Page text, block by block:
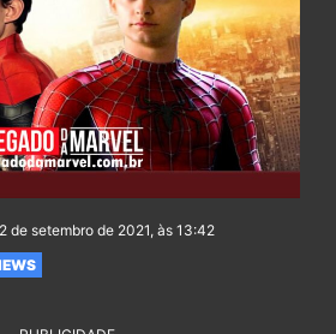
de setembro de 2021, às 13:42